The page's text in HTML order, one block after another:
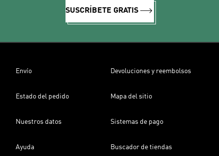
SUSCRÍBETE GRATIS
Envío Devoluciones y reembolsos
Estado del pedido Mapa del sitio
Nuestros datos Sistemas de pago
Ayuda Buscador de tiendas